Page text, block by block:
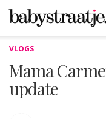
VLOGS
Mama
update